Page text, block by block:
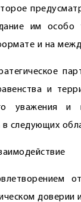
им особо
и на
и
уважения и
в следующих
доверии